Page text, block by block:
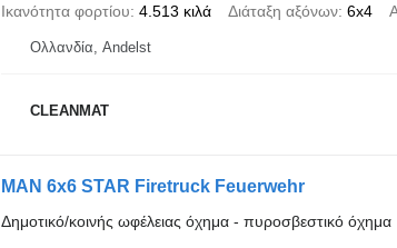
Ικανότητα φορτίου 4.513 κιλά Διάταξη αξόνων 6x4
Ολλανδία, Andelst
CLEANMAT
MAN 6x6 STAR Firetruck Feuerwehr
Δημοτικό/κοινής ωφέλειας όχημα - πυροσβεστικό όχημα